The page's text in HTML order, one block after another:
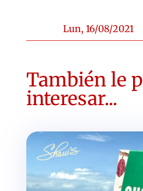
Lun, 16/08/2021
También le
interesar...